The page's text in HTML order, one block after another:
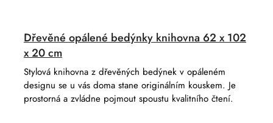
Dřevěné opálené bedýnky knihovna 62 x 102
x 20 cm
Stylová knihovna z dřevěných bedýnek v opáleném
designu se u vás doma stane originálním kouskem. Je
prostorná a zvládne pojmout spoustu kvalitního čtení.